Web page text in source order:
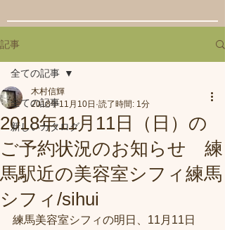
記事
全ての記事
新しいカタログ
全ての記事
2018年11月11日（日）の
ご予約状況のお知らせ 練
馬駅近の美容室シフィ練馬
シフィ/sihui
木村信輝
2018年11月10日 読了時間: 1分
練馬美容室シフィの明日、11月11日